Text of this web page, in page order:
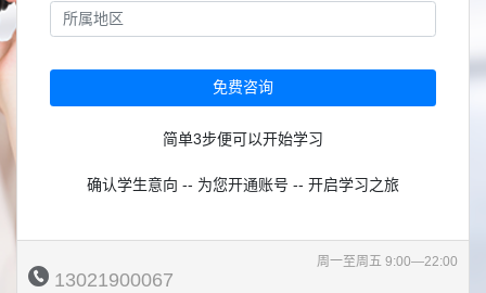
免费咨询
简单3步便可以开始学习
确认学生意向 -- 为您开通账号 -- 开启学习之旅
13021900067
周一至周五 9:00—22:00